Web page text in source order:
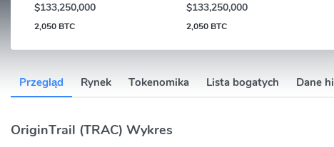
$133,250,000
2,050 BTC
$133,250,000
2,050 BTC
Przegląd Rynek Tokenomika Lista bogatych Dane
OriginTrail (TRAC) Wykres